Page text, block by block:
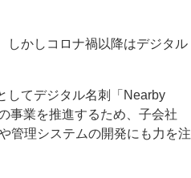
材年鑑
しかしコロナ禍以降はデジタル
してデジタル名刺「Nearby
事業を推進するため、子会社
管理システムの開発にも力を注